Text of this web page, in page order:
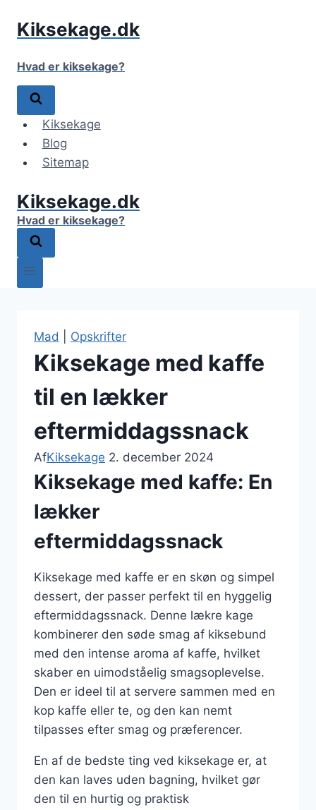
Kiksekage.dk
Hvad er kiksekage?
Kiksekage
Blog
Sitemap
Kiksekage.dk
Hvad er kiksekage?
Mad Opskrifter
Kiksekage med kaffe
til en lækker
eftermiddagssnack
AfKiksekage 2. december 2024
Kiksekage med kaffe: En
lækker
eftermiddagssnack
Kiksekage med kaffe er en skøn og simpel
dessert, der passer perfekt til en hyggelig
eftermiddagssnack. Denne lækre kage
kombinerer den søde smag af kiksebund
med den intense aroma af kaffe, hvilket
skaber en uimodståelig smagsoplevelse.
Den er ideel til at servere sammen med en
kop kaffe eller te, og den kan nemt
tilpasses efter smag og præferencer.
En af de bedste ting ved kiksekage er, at
den kan laves uden bagning, hvilket gør
den til en hurtig og praktisk